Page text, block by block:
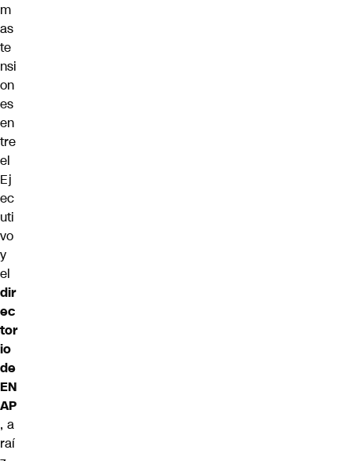
m
as
te
nsi
on
es
en
tre
el
Ej
ec
uti
vo
y
el
dir
ec
tor
io
de
EN
AP
, a
raí